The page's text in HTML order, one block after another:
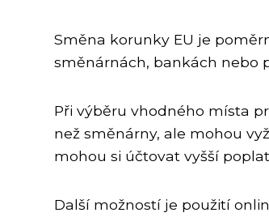
Směna korunky EU je
směnárnách, bankách nebo
Při výběru vhodného místa
než směnárny, ale mohou
mohou si účtovat vyšší
Další možností je použití